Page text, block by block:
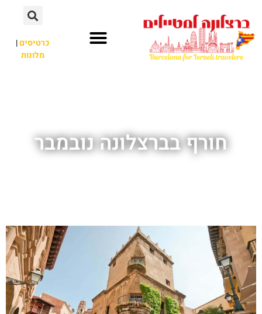
כרטיסים|
מלונות
חורף בברצלונה נובמבר